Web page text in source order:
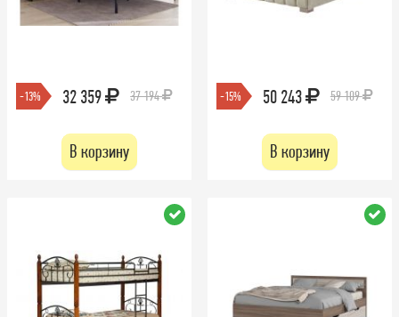
-13% 32 359 37 194
В корзину
-15% 50 243 59 109
В корзину